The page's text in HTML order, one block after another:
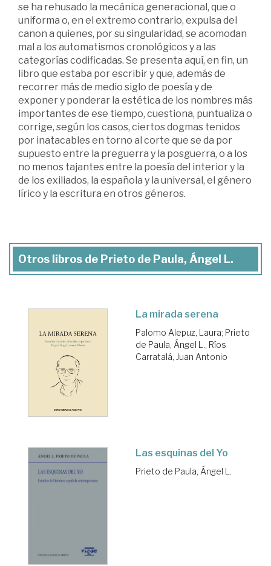
se ha rehusado la mecánica generacional, que o
uniforma o, en el extremo contrario, expulsa del
canon a quienes, por su singularidad, se acomodan
mal a los automatismos cronológicos y a las
categorías codificadas. Se presenta aquí, en fin, un
libro que estaba por escribir y que, además de
recorrer más de medio siglo de poesía y de
exponer y ponderar la estética de los nombres más
importantes de ese tiempo, cuestiona, puntualiza o
corrige, según los casos, ciertos dogmas tenidos
por inatacables en torno al corte que se da por
supuesto entre la preguerra y la posguerra, o a los
no menos tajantes entre la poesía del interior y la
de los exiliados, la española y la universal, el género
lírico y la escritura en otros géneros.
Otros libros de Prieto de Paula, Ángel L.
La mirada serena
Palomo Alepuz, Laura; Prieto
de Paula, Ángel L.; Ríos
Carratalá, Juan Antonio
Las esquinas del Yo
Prieto de Paula, Ángel L.